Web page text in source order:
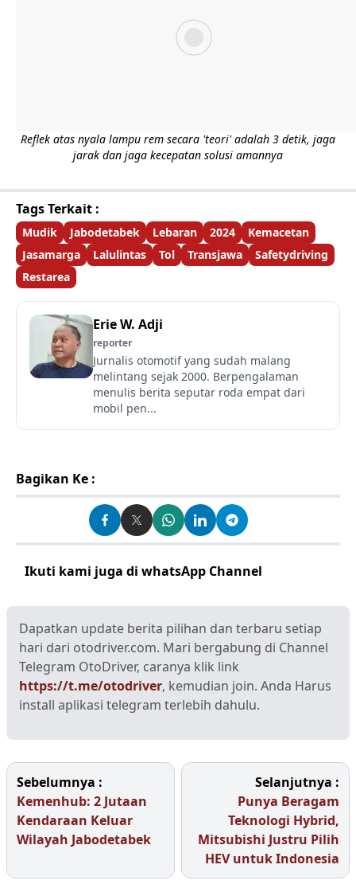
Reflek atas nyala lampu rem secara 'teori' adalah 3 detik, jaga
jarak dan jaga kecepatan solusi amannya
Tags Terkait :
Mudik Jabodetabek Lebaran 2024
Kemacetan
Jasamarga
Lalulintas Tol Transjawa
Safetydriving
Restarea
Erie W. Adji
reporter
Jurnalis otomotif yang sudah malang
melintang sejak 2000. Berpengalaman
menulis berita seputar roda empat dari
mobil pen...
Bagikan Ke :
Ikuti kami juga di whatsApp Channel
Dapatkan update berita pilihan dan terbaru setiap
hari dari otodriver.com. Mari bergabung di Channel
Telegram OtoDriver, caranya klik link
https://t.me/otodriver, kemudian join. Anda Harus
install aplikasi telegram terlebih dahulu.
Sebelumnya :
Kemenhub: 2 Jutaan
Kendaraan Keluar
Wilayah Jabodetabek
Selanjutnya :
Punya Beragam
Teknologi Hybrid,
Mitsubishi Justru Pilih
HEV untuk Indonesia